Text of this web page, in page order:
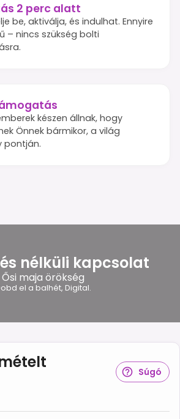
2 perc alatt
be, aktiválja, és indulhat. Ennyire
– nincs szükség bolti
készen állnak, hogy
Önnek bármikor, a világ
pontján.
nélküli kapcsolat
Ősi maja örökség
el a balhét, Digital.
Súgó